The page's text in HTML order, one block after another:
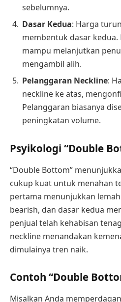
sebelumnya.
Dasar Kedua: Harga
membentuk dasar kedua.
mampu melanjutkan
mengambil alih.
Pelanggaran Neckline:
neckline ke atas,
Pelanggaran biasanya
peningkatan volume.
Psyikologi “Double
“Double Bottom”
cukup kuat untuk menahan
pertama menunjukkan
bearish, dan dasar kedua
penjual telah kehabisan
neckline menandakan
dimulainya tren naik.
Contoh “Double
Misalkan Anda